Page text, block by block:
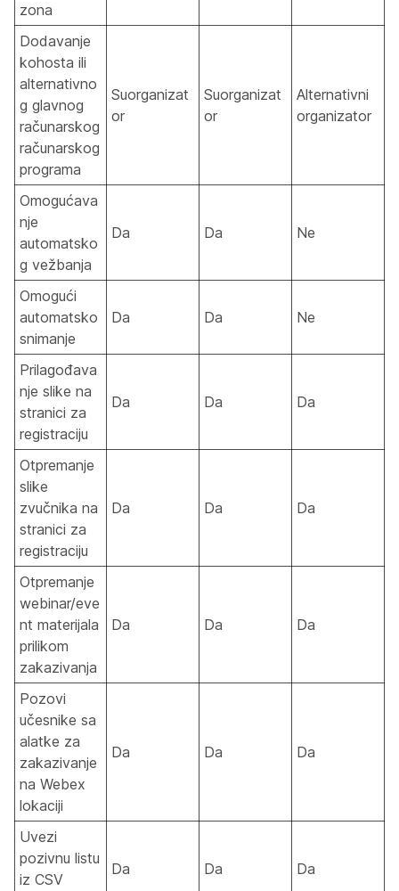
zona
Dodavanje
kohosta ili
alternativno
g glavnog
računarskog
računarskog
programa
Suorganizat
or
Suorganizat
or
Alternativni
organizator
Omogućava
nje
automatsko
g vežbanja
Da Da Ne
Omogući
automatsko
snimanje
Da Da Ne
Prilagođava
nje slike na
stranici za
registraciju
Da Da Da
Otpremanje
slike
zvučnika na
stranici za
registraciju
Da Da Da
Otpremanje
webinar/eve
nt materijala
prilikom
zakazivanja
Da Da Da
Pozovi
učesnike sa
alatke za
zakazivanje
na Webex
lokaciji
Da Da Da
Uvezi
pozivnu listu
iz CSV
Da Da Da